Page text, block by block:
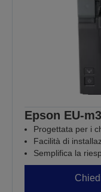
Epson EU-
Progettata per i
Facilità di
Semplifica la